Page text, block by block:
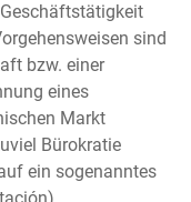
Geschäftstätigkeit
sind
bzw. einer
eines
Markt
Bürokratie
ein sogenanntes